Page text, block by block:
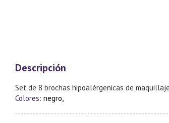
Descripción
Set de 8 brochas hipoalérgenicas de
Colores: negro,